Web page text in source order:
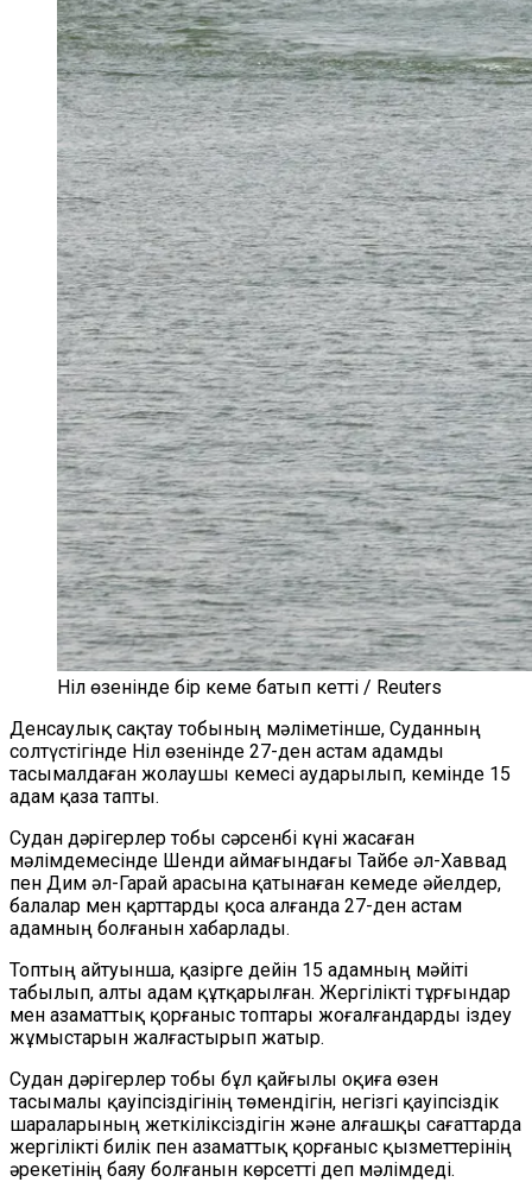
Ніл өзенінде бір кеме батып кетті / Reuters
Денсаулық сақтау тобының мәліметінше, Суданның
солтүстігінде Ніл өзенінде 27-ден астам адамды
тасымалдаған жолаушы кемесі аударылып, кемінде 15
адам қаза тапты.
Судан дәрігерлер тобы сәрсенбі күні жасаған
мәлімдемесінде Шенди аймағындағы Тайбе әл-Хаввад
пен Дим әл-Гарай арасына қатынаған кемеде әйелдер,
балалар мен қарттарды қоса алғанда 27-ден астам
адамның болғанын хабарлады.
Топтың айтуынша, қазірге дейін 15 адамның мәйіті
табылып, алты адам құтқарылған. Жергілікті тұрғындар
мен азаматтық қорғаныс топтары жоғалғандарды іздеу
жұмыстарын жалғастырып жатыр.
Судан дәрігерлер тобы бұл қайғылы оқиға өзен
тасымалы қауіпсіздігінің төмендігін, негізгі қауіпсіздік
шараларының жеткіліксіздігін және алғашқы сағаттарда
жергілікті билік пен азаматтық қорғаныс қызметтерінің
әрекетінің баяу болғанын көрсетті деп мәлімдеді.